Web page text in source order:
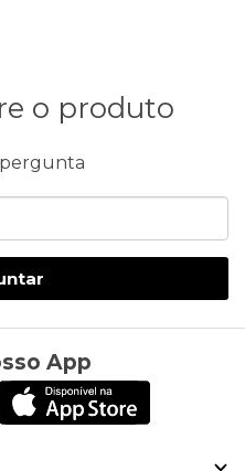
o produto
App